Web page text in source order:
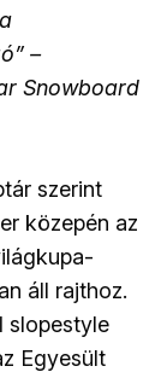
–
Snowboard
szerint
közepén az
áll rajthoz.
slopestyle
Egyesült